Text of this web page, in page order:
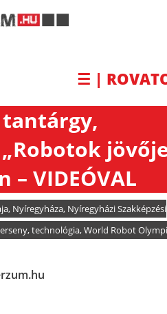
☰ |
– VIDEÓVAL​​
, Nyíregyháza, Nyíregyházi Szakképzési
,technológia,World Robot